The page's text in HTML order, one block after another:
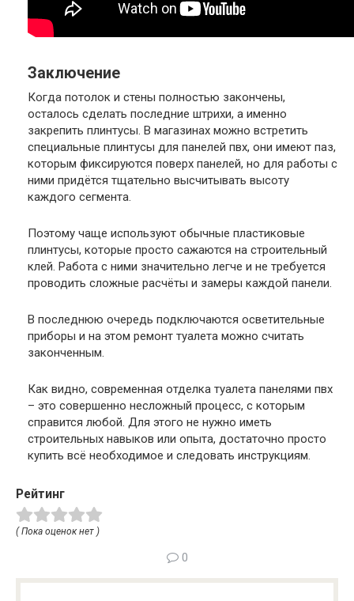
Заключение
Когда потолок и стены полностью закончены,
осталось сделать последние штрихи, а именно
закрепить плинтусы. В магазинах можно встретить
специальные плинтусы для панелей пвх, они имеют паз,
которым фиксируются поверх панелей, но для работы с
ними придётся тщательно высчитывать высоту
каждого сегмента.
Поэтому чаще используют обычные пластиковые
плинтусы, которые просто сажаются на строительный
клей. Работа с ними значительно легче и не требуется
проводить сложные расчёты и замеры каждой панели.
В последнюю очередь подключаются осветительные
приборы и на этом ремонт туалета можно считать
законченным.
Как видно, современная отделка туалета панелями пвх
– это совершенно несложный процесс, с которым
справится любой. Для этого не нужно иметь
строительных навыков или опыта, достаточно просто
купить всё необходимое и следовать инструкциям.
Рейтинг
( Пока оценок нет )
0